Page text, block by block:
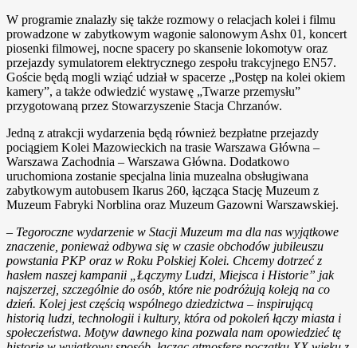
W programie znalazły się także rozmowy o relacjach kolei i filmu
prowadzone w zabytkowym wagonie salonowym Ashx 01, koncert
piosenki filmowej, nocne spacery po skansenie lokomotyw oraz
przejazdy symulatorem elektrycznego zespołu trakcyjnego EN57.
Goście będą mogli wziąć udział w spacerze „Postęp na kolei okiem
kamery”, a także odwiedzić wystawę „Twarze przemysłu”
przygotowaną przez Stowarzyszenie Stacja Chrzanów.
Jedną z atrakcji wydarzenia będą również bezpłatne przejazdy
pociągiem Kolei Mazowieckich na trasie Warszawa Główna –
Warszawa Zachodnia – Warszawa Główna. Dodatkowo
uruchomiona zostanie specjalna linia muzealna obsługiwana
zabytkowym autobusem Ikarus 260, łącząca Stację Muzeum z
Muzeum Fabryki Norblina oraz Muzeum Gazowni Warszawskiej.
– Tegoroczne wydarzenie w Stacji Muzeum ma dla nas wyjątkowe
znaczenie, ponieważ odbywa się w czasie obchodów jubileuszu
powstania PKP oraz w Roku Polskiej Kolei. Chcemy dotrzeć z
hasłem naszej kampanii „Łączymy Ludzi, Miejsca i Historie” jak
najszerzej, szczególnie do osób, które nie podróżują koleją na co
dzień. Kolej jest częścią wspólnego dziedzictwa – inspirującą
historią ludzi, technologii i kultury, która od pokoleń łączy miasta i
społeczeństwa. Motyw dawnego kina pozwala nam opowiedzieć tę